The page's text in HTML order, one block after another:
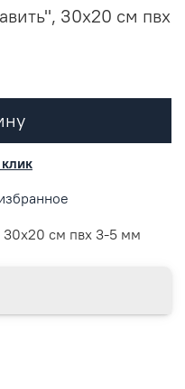
30х20 см пвх
30х20 см пвх 3-5 мм